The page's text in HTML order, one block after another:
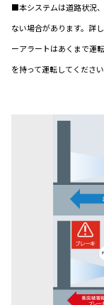
■本システムは道路状況
ない場合があります。詳
ーアラートはあくまで運
を持って運転してください